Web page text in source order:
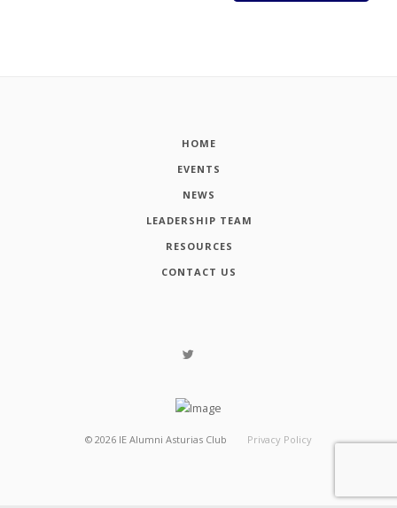
HOME
EVENTS
NEWS
LEADERSHIP TEAM
RESOURCES
CONTACT US
© 2026 IE Alumni Asturias Club Privacy Policy